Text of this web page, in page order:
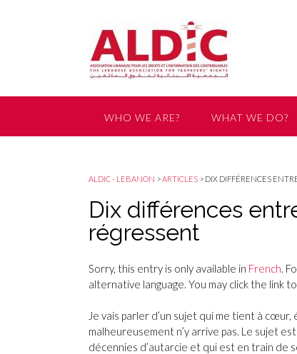
WHO WE ARE? WHAT WE DO?
ALDIC - LEBANON >ARTICLES > DIX DIFFÉRENCES
Dix différences
régressent
Sorry, this entry is only available in French .
alternative language. You may click the link
Je vais parler d’un sujet qui me tient à
malheureusement n’y arrive pas. Le sujet
décennies d’autarcie et qui est en train de